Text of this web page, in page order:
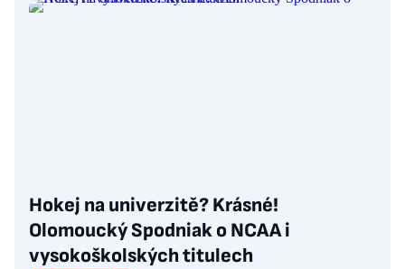
Hokej na univerzitě? Krásné!
Olomoucký Spodniak o NCAA i
vysokoškolských titulech